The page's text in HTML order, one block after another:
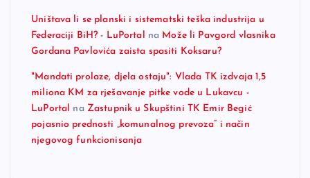
Uništava li se planski i sistematski teška industrija u
Federaciji BiH? - LuPortal
na Može li Pavgord vlasnika
Gordana Pavlovića zaista spasiti Koksaru?
"Mandati prolaze, djela ostaju": Vlada TK izdvaja 1,5
miliona KM za rješavanje pitke vode u Lukavcu -
LuPortal na Zastupnik u Skupštini TK Emir Begić
pojasnio prednosti „komunalnog prevoza“ i način
njegovog funkcionisanja